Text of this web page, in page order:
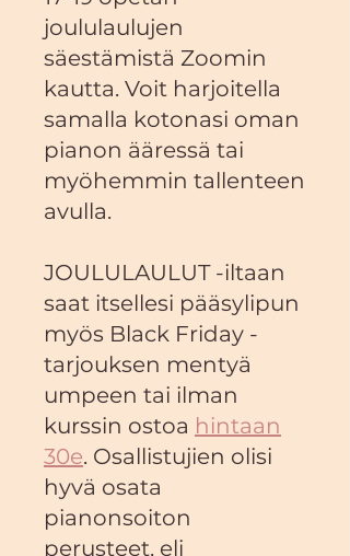
joululaulujen
säestämistä Zoomin
kautta. Voit harjoitella
samalla kotonasi oman
pianon ääressä tai
myöhemmin tallenteen
avulla.
JOULULAULUT -iltaan
saat itsellesi pääsylipun
myös Black Friday -
tarjouksen mentyä
umpeen tai ilman
kurssin ostoa hintaan
30e. Osallistujien olisi
hyvä osata
pianonsoiton
perusteet, eli